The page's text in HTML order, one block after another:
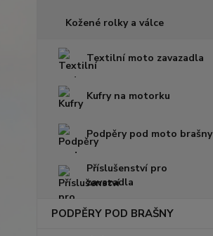
Kožené rolky a válce
Textilní moto zavazadla
Kufry na motorku
Podpěry pod moto brašny
Příslušenství pro
zavazadla
PODPĚRY POD BRAŠNY